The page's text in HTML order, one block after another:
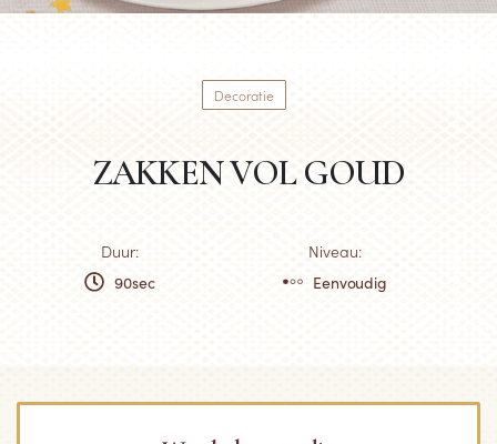
Decoratie
ZAKKEN VOL GOUD
Duur:
Niveau:
90sec
Eenvoudig